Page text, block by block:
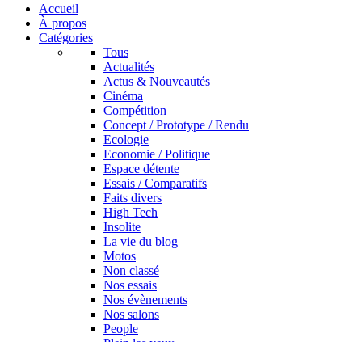
Accueil
À propos
Catégories
Tous
Actualités
Actus & Nouveautés
Cinéma
Compétition
Concept / Prototype / Rendu
Ecologie
Economie / Politique
Espace détente
Essais / Comparatifs
Faits divers
High Tech
Insolite
La vie du blog
Motos
Non classé
Nos essais
Nos évènements
Nos salons
People